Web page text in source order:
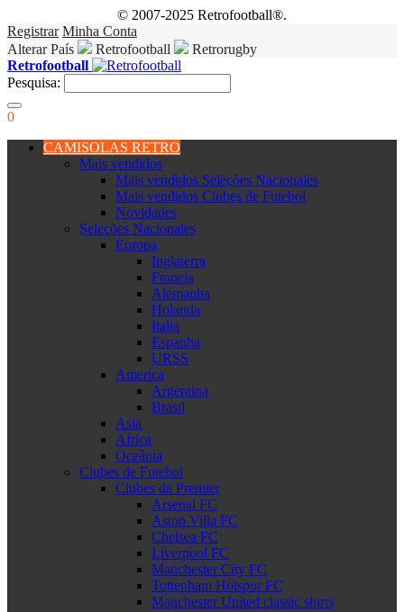
© 2007-2025 Retrofootball®.
Registrar Minha Conta
Alterar País
Retrofootball
Retrorugby
Retrofootball
Pesquisa:
0
CAMISOLAS RETRO
Mais vendidos
Mais vendidos Seleções Nacionales
Mais vendidos Clubes de Futebol
Novidades
Seleções Nacionales
Europa
Inglaterra
Francia
Alemanha
Holanda
Italia
Espanha
URSS
America
Argentina
Brasil
Asia
Africa
Oceânia
Clubes de Futebol
Clubes da Premier
Arsenal FC
Aston Villa FC
Chelsea FC
Liverpool FC
Manchester City FC
Tottenham Hotspur FC
Manchester United classic shirts